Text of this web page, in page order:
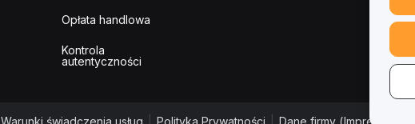
Opłata handlowa
Kontrola
autentyczności
Warunki świadczenia usług Polityka Prywatności Dane firmy (Impressum)